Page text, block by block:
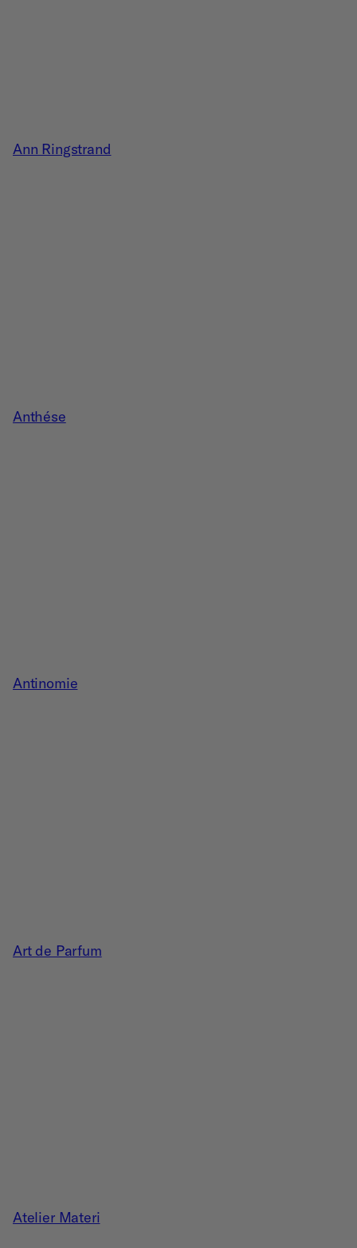
Ann Ringstrand
Anthése
Antinomie
Art de Parfum
Atelier Materi